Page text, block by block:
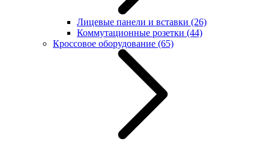
Лицевые панели и вставки (26)
Коммутационные розетки (44)
Кроссовое оборудование (65)